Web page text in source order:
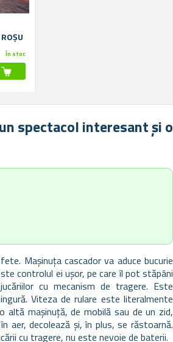
- ALB ROȘU
În stoc
spectacol interesant și o
Mașinuța cascador va aduce bucurie
controlul ei ușor, pe care îl pot stăpâni
cu mecanism de tragere. Este
Viteza de rulare este literalmente
mașinuță, de mobilă sau de un zid,
aer, decolează și, în plus, se răstoarnă.
cu tragere, nu este nevoie de baterii.